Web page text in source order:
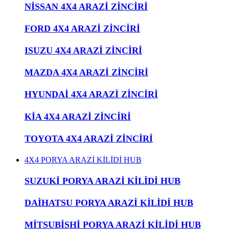
NİSSAN 4X4 ARAZİ ZİNCİRİ
FORD 4X4 ARAZİ ZİNCİRİ
ISUZU 4X4 ARAZİ ZİNCİRİ
MAZDA 4X4 ARAZİ ZİNCİRİ
HYUNDAİ 4X4 ARAZİ ZİNCİRİ
KİA 4X4 ARAZİ ZİNCİRİ
TOYOTA 4X4 ARAZİ ZİNCİRİ
4X4 PORYA ARAZİ KİLİDİ HUB
SUZUKİ PORYA ARAZİ KİLİDİ HUB
DAİHATSU PORYA ARAZİ KİLİDİ HUB
MİTSUBİSHİ PORYA ARAZİ KİLİDİ HUB